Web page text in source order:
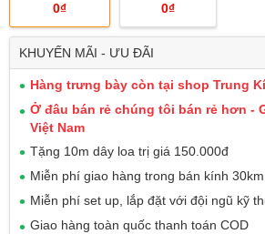
0₫ 0₫
KHUYẾN MÃI - ƯU ĐÃI
Hàng trưng bày còn tại shop Trung
Ở đâu bán rẻ chúng tôi bán rẻ hơn -
Việt Nam
Tặng 10m dây loa trị giá 150.000đ
Miễn phí giao hàng trong bán kính 30km
Miễn phí set up, lắp đặt với đội ngũ kỹ
Giao hàng toàn quốc thanh toán COD